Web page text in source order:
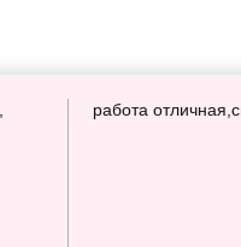
работа